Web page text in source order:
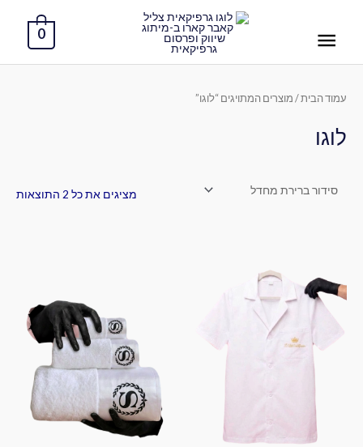
ראשי
0
עמוד הבית/ מוצרים המתויגים “לוגו”
לוגו
מציגים את כל ⁦2⁩ התוצאות